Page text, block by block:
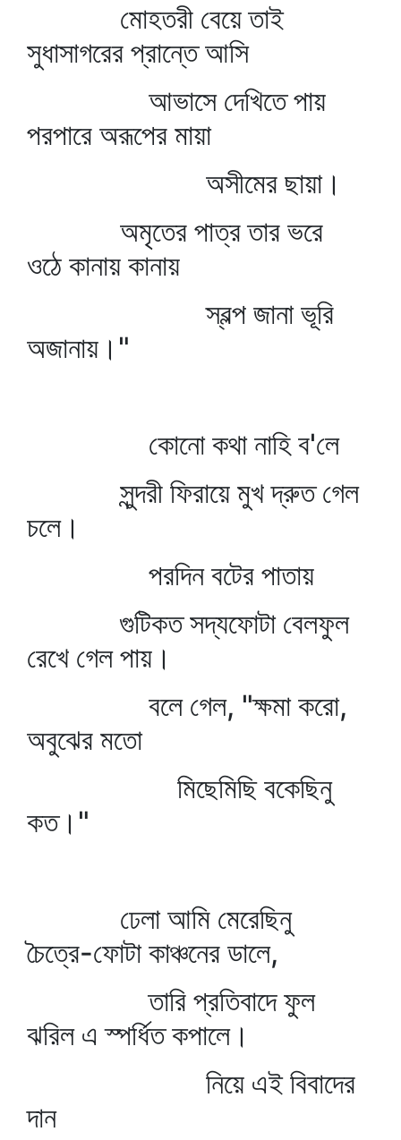
মোহতরী বেয়ে তাই
সুধাসাগরের প্রান্তে আসি
আভাসে দেখিতে পায়
পরপারে অরূপের মায়া
অসীমের ছায়া।
অমৃতের পাত্র তার ভরে
ওঠে কানায় কানায়
স্বল্প জানা ভূরি
অজানায়।"
কোনো কথা নাহি ব'লে
সুন্দরী ফিরায়ে মুখ দ্রুত গেল
চলে।
পরদিন বটের পাতায়
গুটিকত সদ্যফোটা বেলফুল
রেখে গেল পায়।
বলে গেল, "ক্ষমা করো,
অবুঝের মতো
মিছেমিছি বকেছিনু
কত।"
ঢেলা আমি মেরেছিনু
চৈত্রে-ফোটা কাঞ্চনের ডালে,
তারি প্রতিবাদে ফুল
ঝরিল এ স্পর্ধিত কপালে।
নিয়ে এই বিবাদের
দান